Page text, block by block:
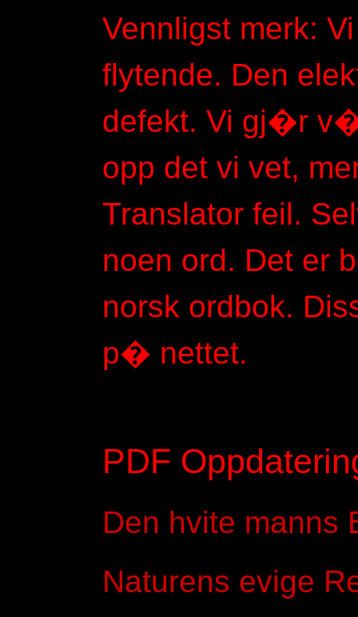
Vennligst merk:
flytende. Den
defekt. Vi gj�r
opp det vi vet,
Translator feil.
noen ord. Det er
norsk ordbok.
p� nettet.
PDF
Den hvite manns
Naturens evige